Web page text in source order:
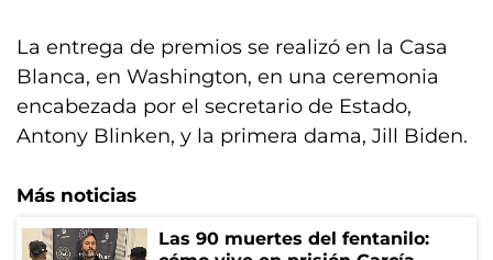
La entrega de premios se realizó en la Casa
Blanca, en Washington, en una ceremonia
encabezada por el secretario de Estado,
Antony Blinken, y la primera dama, Jill Biden.
Más noticias
Las 90 muertes del fentanilo: